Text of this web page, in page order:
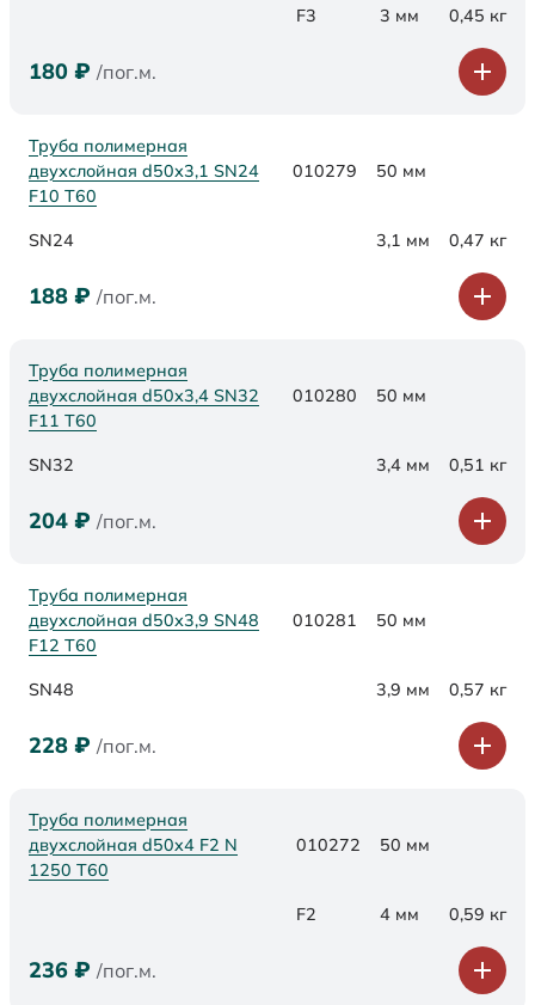
F3 3 мм 0,45 кг
180 ₽ /пог.м.
Труба полимерная
двухслойная d50х3,1 SN24
F10 Т60
010279 50 мм
SN24 3,1 мм 0,47 кг
188 ₽ /пог.м.
Труба полимерная
двухслойная d50х3,4 SN32
F11 Т60
010280 50 мм
SN32 3,4 мм 0,51 кг
204 ₽ /пог.м.
Труба полимерная
двухслойная d50х3,9 SN48
F12 Т60
010281 50 мм
SN48 3,9 мм 0,57 кг
228 ₽ /пог.м.
Труба полимерная
двухслойная d50x4 F2 N
1250 Т60
010272 50 мм
F2 4 мм 0,59 кг
236 ₽ /пог.м.